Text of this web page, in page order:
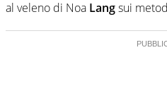
al veleno di Noa Langsui